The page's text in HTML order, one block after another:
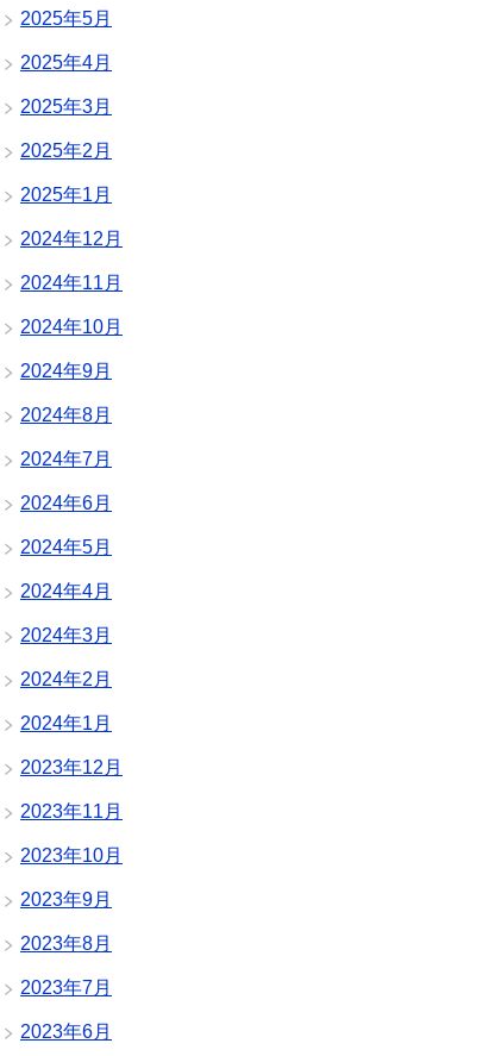
2025年5月
2025年4月
2025年3月
2025年2月
2025年1月
2024年12月
2024年11月
2024年10月
2024年9月
2024年8月
2024年7月
2024年6月
2024年5月
2024年4月
2024年3月
2024年2月
2024年1月
2023年12月
2023年11月
2023年10月
2023年9月
2023年8月
2023年7月
2023年6月